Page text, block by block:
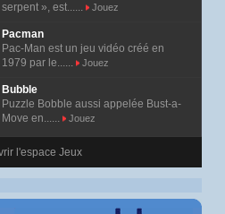
serpent », est......
Jouez
Pacman
Pac-Man est un jeu vidéo créé en
1979 par le......
Jouez
Bubble
Puzzle Bobble aussi appelée Bust-a-
Move en......
Jouez
l'espace Jeux